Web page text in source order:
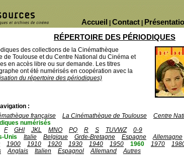
Contact
Accueil
RÉPERTOIRE DES PÉRIODIQUES
des collections de la Cinémathèque
de Toulouse et du Centre National du Cinéma et
en accès libre ou sur demande. Les titres
ont été numérisés en coopération avec la
du répertoire des périodiques)
:
française La Cinémathèque de Toulouse
Centre
numérisés
F GHI JKL MNO PQ R S TUVWZ
0-9
Unis Italie Belgique Grde-Bretagne Espagne Allemagne
1900 1910 1920 1930 1940 1950 1960 1970
Anglais Italien Espagnol Allemand
Autres